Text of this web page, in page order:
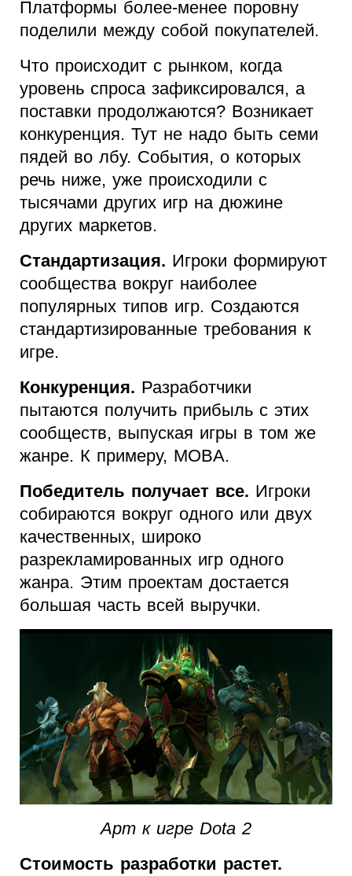
Платформы более-менее поровну
поделили между собой покупателей.
Что происходит с рынком, когда
уровень спроса зафиксировался, а
поставки продолжаются? Возникает
конкуренция. Тут не надо быть семи
пядей во лбу. События, о которых
речь ниже, уже происходили с
тысячами других игр на дюжине
других маркетов.
Стандартизация. Игроки формируют
сообщества вокруг наиболее
популярных типов игр. Создаются
стандартизированные требования к
игре.
Конкуренция. Разработчики
пытаются получить прибыль с этих
сообществ, выпуская игры в том же
жанре. К примеру, MOBA.
Победитель получает все. Игроки
собираются вокруг одного или двух
качественных, широко
разрекламированных игр одного
жанра. Этим проектам достается
большая часть всей выручки.
Арт к игре Dota 2
Стоимость разработки растет.